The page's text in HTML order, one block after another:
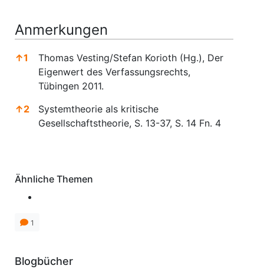
Anmerkungen
↑1
Thomas Vesting/Stefan Korioth (Hg.), Der
Eigenwert des Verfassungsrechts,
Tübingen 2011.
↑2
Systemtheorie als kritische
Gesellschaftstheorie, S. 13-37, S. 14 Fn. 4
Ähnliche Themen
1
Blogbücher